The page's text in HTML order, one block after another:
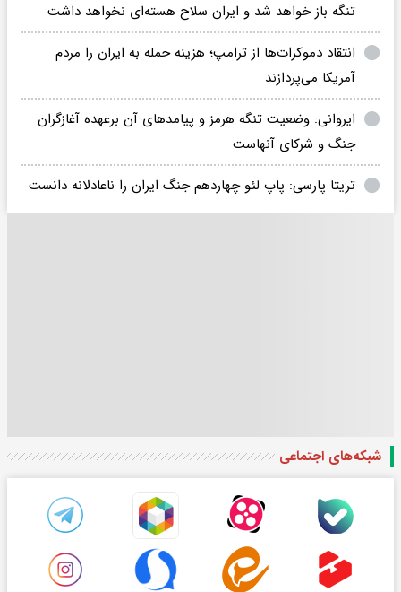
تنگه باز خواهد شد و ایران سلاح هسته‌ای نخواهد داشت
انتقاد دموکرات‌ها از ترامپ؛ هزینه حمله به ایران را مردم
آمریکا می‌پردازند
ایروانی: وضعیت تنگه هرمز و پیامدهای آن برعهده آغازگران
جنگ و شرکای آنهاست
تریتا پارسی: پاپ لئو چهاردهم جنگ ایران را ناعادلانه دانست
شبکه‌های اجتماعی